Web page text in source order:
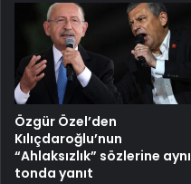
Özgür Özel’den
Kılıçdaroğlu’nun
“Ahlaksızlık” sözlerine aynı
tonda yanıt